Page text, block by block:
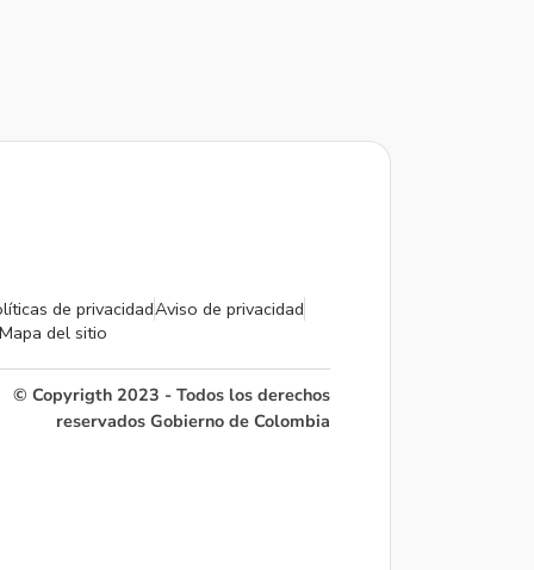
de privacidadAviso de privacidad
Mapa del sitio
© Copyrigth 2023 - Todos los derechos
reservados Gobierno de Colombia